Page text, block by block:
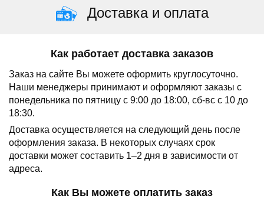
Доставка и оплата
Как работает доставка заказов
Заказ на сайте Вы можете оформить круглосуточно.
Наши менеджеры принимают и оформляют заказы с
понедельника по пятницу с 9:00 до 18:00, сб-вс с 10 до
18:30.
Доставка осуществляется на следующий день после
оформления заказа. В некоторых случаях срок
доставки может составить 1–2 дня в зависимости от
адреса.
Как Вы можете оплатить заказ